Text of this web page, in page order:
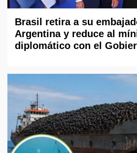
Brasil retira a su
Argentina y reduce al
diplomático con el